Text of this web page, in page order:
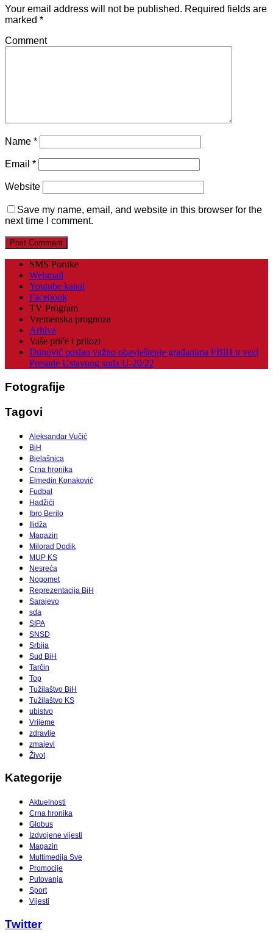
Your email address will not be published. Required fields are
marked *
Comment
Name *
Email *
Website
Save my name, email, and website in this browser for the
next time I comment.
SMS Poruke
Webmail
Youtube kanal
Facebook
TV Program
Vremenska prognoza
Arhiva
Vaše priče i prilozi
Dunović poslao važno obavještenje građanima FBiH u vezi
Presude Ustavnog suda U-20/22
Fotografije
Tagovi
Aleksandar Vučić
BiH
Bjelašnica
Crna hronika
Elmedin Konaković
Fudbal
Hadžići
Ibro Berilo
Ilidža
Magazin
Milorad Dodik
MUP KS
Nesreća
Nogomet
Reprezentacija BiH
Sarajevo
sda
SIPA
SNSD
Srbija
Sud BiH
Tarčin
Top
Tužilaštvo BiH
Tužilaštvo KS
ubistvo
Vrijeme
zdravlje
zmajevi
Život
Kategorije
Aktuelnosti
Crna hronika
Globus
Izdvojene vijesti
Magazin
Multimedija Sve
Promocije
Putovanja
Sport
Vijesti
Twitter